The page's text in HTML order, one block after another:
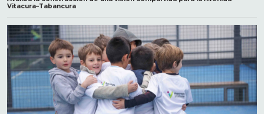
Vitacura–Tabancura